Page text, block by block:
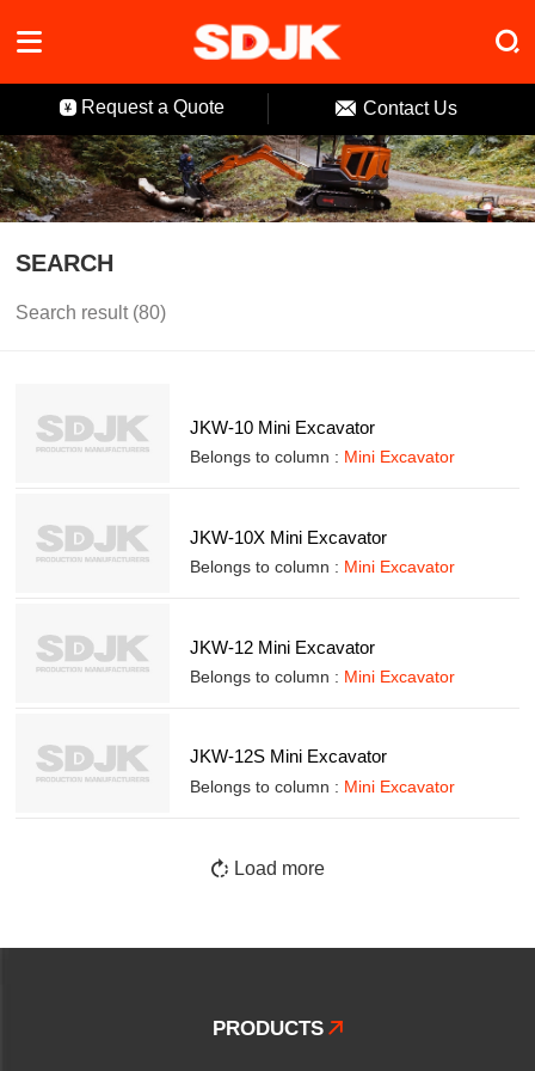
 
 Request a Quote  Contact Us
SEARCH
Search result (80)
JKW-10 Mini Excavator
Belongs to column : Mini Excavator
JKW-10X Mini Excavator
Belongs to column : Mini Excavator
JKW-12 Mini Excavator
Belongs to column : Mini Excavator
JKW-12S Mini Excavator
Belongs to column : Mini Excavator
 Load more
PRODUCTS